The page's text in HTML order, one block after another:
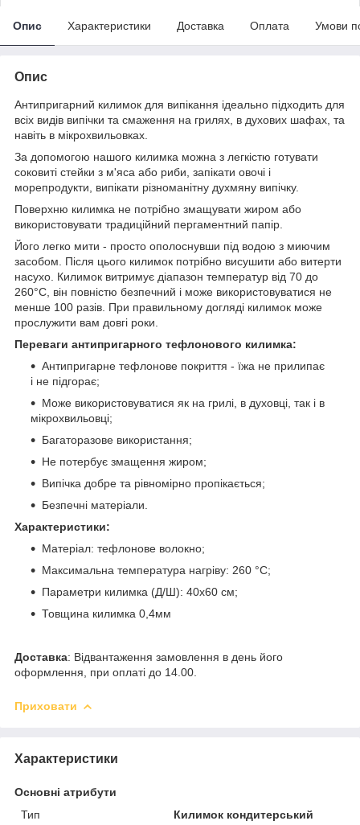
Опис Характеристики Доставка Оплата Умови
Опис
Антипригарний килимок для випікання ідеально підходить для
всіх видів випічки та смаження на грилях, в духових шафах, та
навіть в мікрохвильовках.
За допомогою нашого килимка можна з легкістю готувати
соковиті стейки з м'яса або риби, запікати овочі і
морепродукти, випікати різноманітну духмяну випічку.
Поверхню килимка не потрібно змащувати жиром або
використовувати традиційний пергаментний папір.
Його легко мити - просто ополоснувши під водою з миючим
засобом. Після цього килимок потрібно висушити або витерти
насухо. Килимок витримує діапазон температур від 70 до
260°C, він повністю безпечний і може використовуватися не
менше 100 разів. При правильному догляді килимок може
прослужити вам довгі роки.
Переваги антипригарного тефлонового килимка:
Антипригарне тефлонове покриття - їжа не прилипає
і не підгорає;
Може використовуватися як на грилі, в духовці, так і в
мікрохвильовці;
Багаторазове використання;
Не потербує змащення жиром;
Випічка добре та рівномірно пропікається;
Безпечні матеріали.
Характеристики:
Матеріал: тефлонове волокно;
Максимальна температура нагріву: 260 °C;
Параметри килимка (Д/Ш): 40х60 см;
Товщина килимка 0,4мм
Доставка: Відвантаження замовлення в день його
оформлення, при оплаті до 14.00.
Приховати
Характеристики
Основні атрибути
Тип
Килимок кондитерський